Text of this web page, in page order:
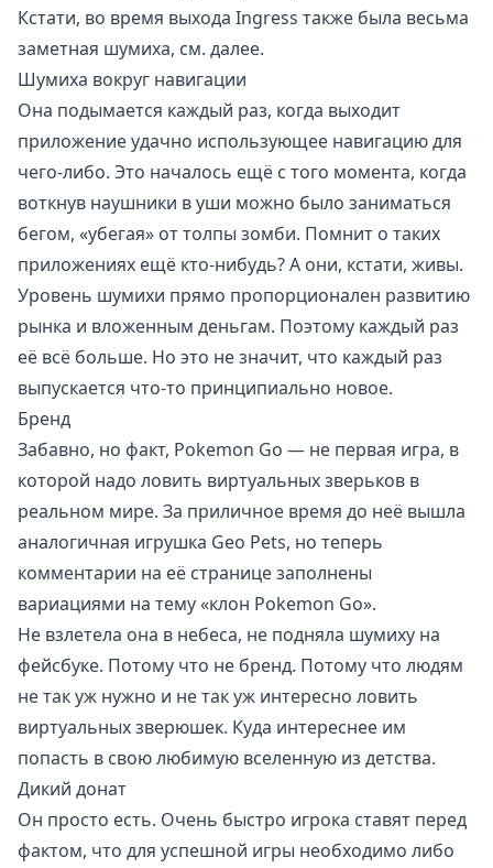
Кстати, во время выхода Ingress также была весьма
заметная шумиха, см. далее.
Шумиха вокруг навигации
Она подымается каждый раз, когда выходит
приложение удачно использующее навигацию для
чего-либо. Это началось ещё с того момента, когда
воткнув наушники в уши можно было заниматься
бегом, «убегая» от толпы зомби. Помнит о таких
приложениях ещё кто-нибудь? А они, кстати, живы.
Уровень шумихи прямо пропорционален развитию
рынка и вложенным деньгам. Поэтому каждый раз
её всё больше. Но это не значит, что каждый раз
выпускается что-то принципиально новое.
Бренд
Забавно, но факт, Pokemon Go — не первая игра, в
которой надо ловить виртуальных зверьков в
реальном мире. За приличное время до неё вышла
аналогичная игрушка Geo Pets, но теперь
комментарии на её странице заполнены
вариациями на тему «клон Pokemon Go».
Не взлетела она в небеса, не подняла шумиху на
фейсбуке. Потому что не бренд. Потому что людям
не так уж нужно и не так уж интересно ловить
виртуальных зверюшек. Куда интереснее им
попасть в свою любимую вселенную из детства.
Дикий донат
Он просто есть. Очень быстро игрока ставят перед
фактом, что для успешной игры необходимо либо